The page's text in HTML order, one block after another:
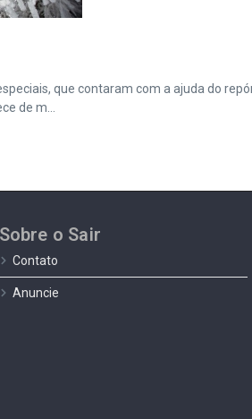
que contaram com a ajuda do
de m...
Sobre o Sair
Contato
Anuncie